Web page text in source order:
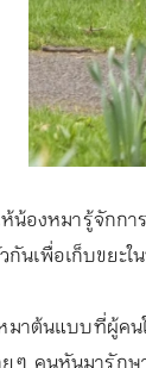
น้องหมารู้จักก
กันเพื่อเก็บขยะ
าต้นแบบที่ผู้คน